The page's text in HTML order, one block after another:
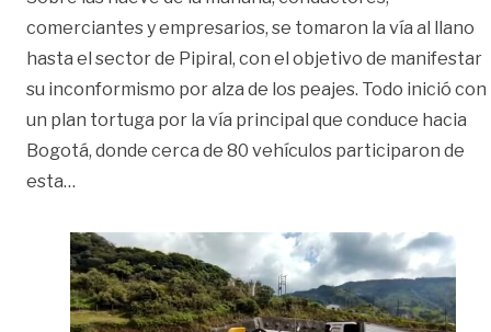
comerciantes y empresarios, se tomaron la vía al llano
hasta el sector de Pipiral, con el objetivo de manifestar
su inconformismo por alza de los peajes. Todo inició con
un plan tortuga por la vía principal que conduce hacia
Bogotá, donde cerca de 80 vehículos participaron de
esta…